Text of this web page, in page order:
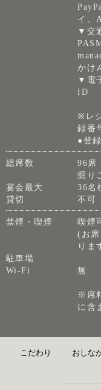
イ、
▼交
かけ
▼電
ID
※レ
録番
●登
総席数
96席
掘り
宴会最大
36名
貸切
不可
禁煙・喫煙
喫煙
(お
りま
駐車場
Wi-Fi
無
※席
に含
こだわり おしな